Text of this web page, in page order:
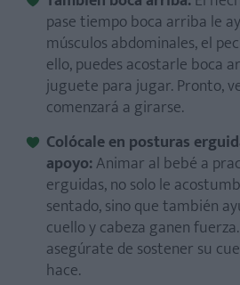
pase tiempo boca arriba le
músculos abdominales, el
ello, puedes acostarle boca
juguete para jugar. Pronto,
comenzará a girarse.
Colócale en posturas
apoyo:Animar al bebé a
erguidas, no solo le
sentado, sino que también
cuello y cabeza ganen
asegúrate de sostener su
hace.